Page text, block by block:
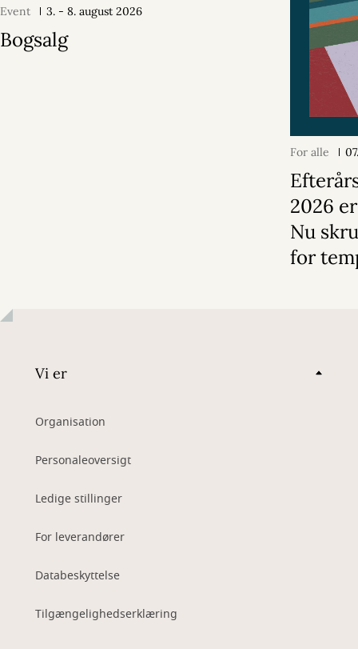
Event 3. - 8. august 2026
Bogsalg
For alle
2026
Nu
for
Vi er
Organisation
Personaleoversigt
Ledige stillinger
For leverandører
Databeskyttelse
Tilgængelighedserklæring